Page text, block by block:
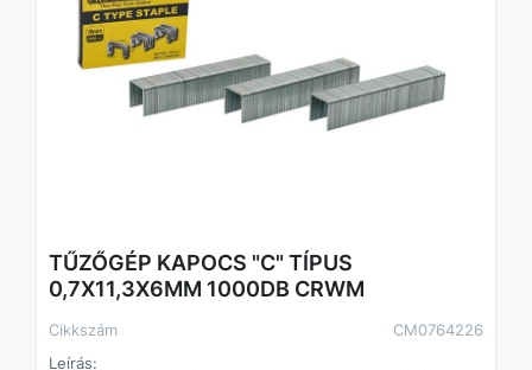
Kompatibilitás: Rapid 530/53, Arrow JT21
TŰZŐGÉP KAPOCS "C" TÍPUS
0,7X11,3X6MM 1000DB CRWM
Cikkszám
CM0764226
Leírás: